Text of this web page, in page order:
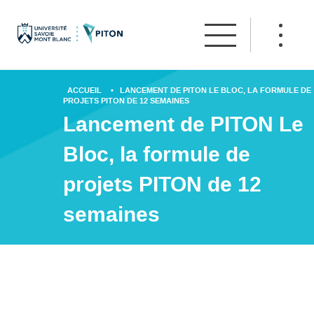
ACCUEIL • LANCEMENT DE PITON LE BLOC, LA FORMULE DE
PROJETS PITON DE 12 SEMAINES
Lancement de PITON Le
Bloc, la formule de
projets PITON de 12
semaines